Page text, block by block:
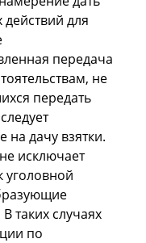
действий для
передача
не
передать
на дачу взятки.
исключает
уголовной
таких случаях
по